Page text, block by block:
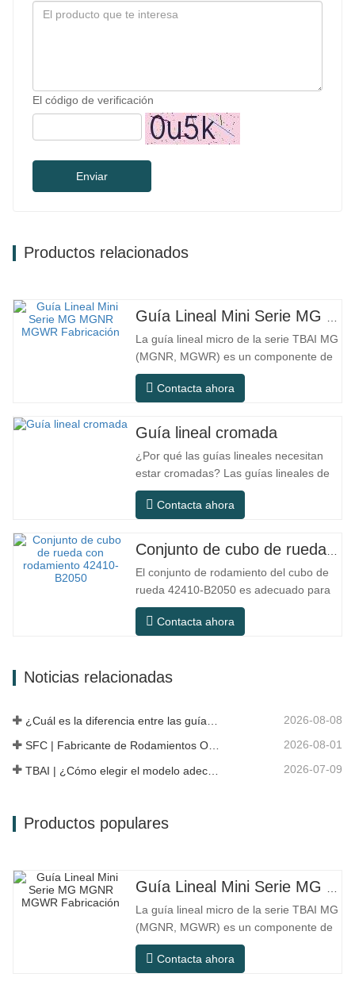
El código de verificación
Enviar
Productos relacionados
La guía lineal micro de la serie TBAI MG
(MGNR, MGWR) es un componente de
movimiento lineal de alto rendimiento
diseñado específicamente para equipos
características de estructura compacta,
posicionamiento y pequeño espacio
de…
Contacta ahora
Guía lineal cromada
¿Por qué las guías lineales necesitan
estar cromadas? Las guías lineales de
acero ordinario pueden satisfacer las
necesidades operativas básicas en
convencionales, pero en escenarios de
uso práctico como equipos de
automatización, máquinas herramienta
de precisión, equipos…
Contacta ahora
El conjunto de rodamiento del cubo de
rueda 42410-B2050 es adecuado para
el mercado de mantenimiento y
reemplazo de automóviles, cumpliendo
larga distancia y condiciones de
Contacta ahora
Noticias relacionadas
2026-08-08
SFC | Fabricante de Rodamientos OEM vs Empresa Comercial 2026-08-01
2026-07-09
Productos populares
La guía lineal micro de la serie TBAI MG
(MGNR, MGWR) es un componente de
movimiento lineal de alto rendimiento
diseñado específicamente para equipos
Contacta ahora